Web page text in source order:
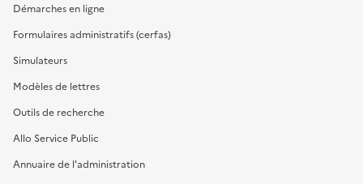
Démarches en ligne
Formulaires administratifs (cerfas)
Simulateurs
Modèles de lettres
Outils de recherche
Allo Service Public
Annuaire de l'administration